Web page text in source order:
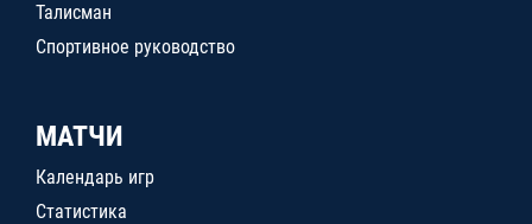
Талисман
Спортивное руководство
МАТЧИ
Календарь игр
Статистика